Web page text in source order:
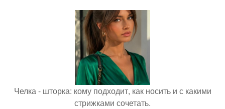
Челка - шторка: кому подходит, как носить и с какими
стрижками сочетать.